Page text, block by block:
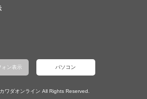
ォン表示 パソコン
ワダオンライン All Rights Reserved.